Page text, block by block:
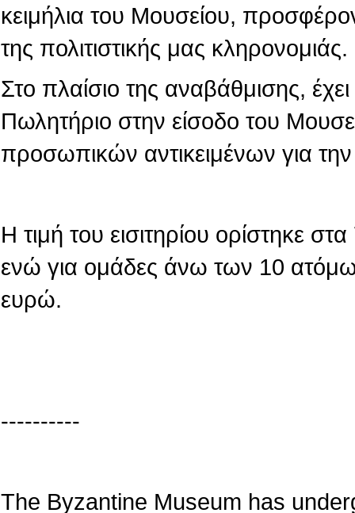
κειμήλια του Μουσείου,
της πολιτιστικής μας κληρονομιάς.
Στο πλαίσιο της αναβάθμισης,
Πωλητήριο στην είσοδο του
προσωπικών αντικειμένων για
Η τιμή του εισιτηρίου ορίστηκε
ενώ για ομάδες άνω των 10
ευρώ.
----------
The Byzantine Museum has